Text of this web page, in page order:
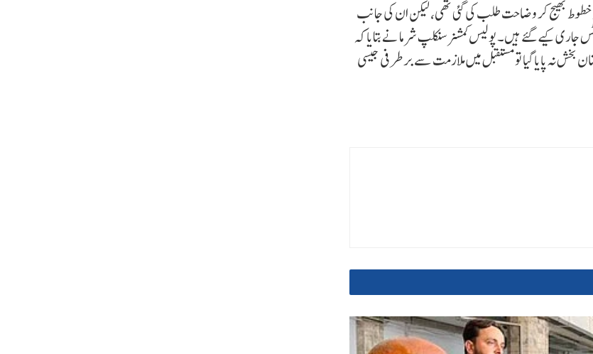
خطوط بھیج کر وضاحت طلب کی گئی تھی، لیکن ان کی جانب
اب 118 اہلکاروں کو دوبارہ نوٹس جاری کیے گئے ہیں۔ پولیس کمشنر سنکلپ شرما نے بتایا کہ
نہ پایا گیا تو مستقبل میں ملازمت سے برطرفی جیسی